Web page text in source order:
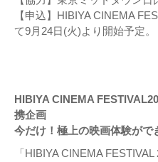
【申込】HIBIYA CINEMA
て9月24日(火)より開始予定。
HIBIYA CINEMA
携企画
今だけ！極上の映画体験がで
「HIBIYA CINEMA